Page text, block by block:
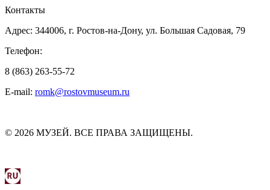
Контакты
Адрес: 344006, г. Ростов-на-Дону, ул. Большая Садовая, 79
Телефон:
8 (863) 263-55-72
E-mail: romk@rostovmuseum.ru
© 2026 МУЗЕЙ. ВСЕ ПРАВА ЗАЩИЩЕНЫ.